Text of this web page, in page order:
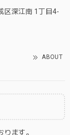
区深江南 1丁目4-
ABOUT
ます。